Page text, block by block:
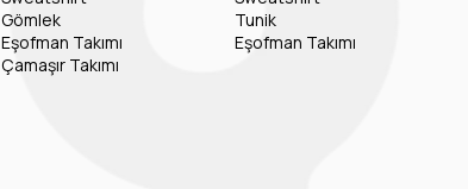
Gömlek
Eşofman Takımı
Çamaşır Takımı
Tunik
Eşofman Takımı